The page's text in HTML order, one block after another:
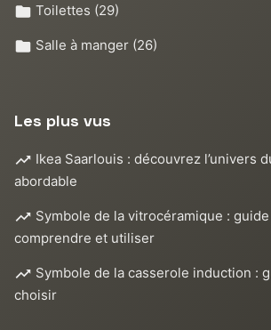
Toilettes (29)
Salle à manger (26)
Les plus vus
Ikea Saarlouis : découvrez l’univers
abordable
Symbole de la vitrocéramique :
comprendre et utiliser
Symbole de la casserole induction :
choisir